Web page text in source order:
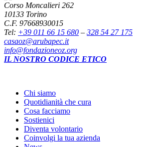
Corso Moncalieri 262
10133 Torino
C.F. 97668930015
Tel: +39 011 66 15 680 – 328 54 27 175
casaoz@arubapec.it
info@fondazioneoz.org
IL NOSTRO CODICE ETICO
Chi siamo
Quotidianità che cura
Cosa facciamo
Sostienici
Diventa volontario
Coinvolgi la tua azienda